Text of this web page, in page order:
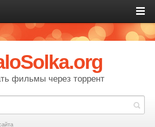
фильмы через торрент